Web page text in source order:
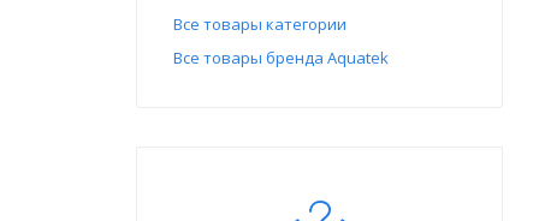
Все товары категории
Все товары бренда Aquatek